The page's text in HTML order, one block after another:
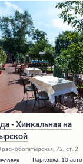
- Хинкальная на
72, ст. 2
Парковка: 10 авто